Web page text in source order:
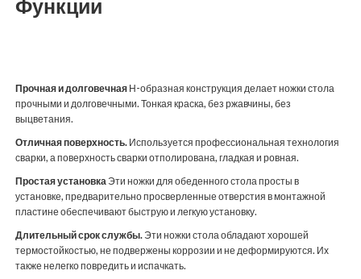
Функции
Прочная и долговечная Н-образная конструкция делает ножки стола
прочными и долговечными. Тонкая краска, без ржавчины, без
выцветания.
Отличная поверхность. Используется профессиональная технология
сварки, а поверхность сварки отполирована, гладкая и ровная.
Простая установка Эти ножки для обеденного стола просты в
установке, предварительно просверленные отверстия в монтажной
пластине обеспечивают быструю и легкую установку.
Длительный срок службы.Эти ножки стола обладают хорошей
термостойкостью, не подвержены коррозии и не деформируются. Их
также нелегко повредить и испачкать.